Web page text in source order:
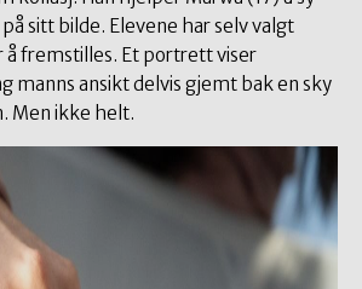
sitt bilde. Elevene har selv valgt
å fremstilles. Et portrett viser
manns ansikt delvis gjemt bak en sky
Men ikke helt.